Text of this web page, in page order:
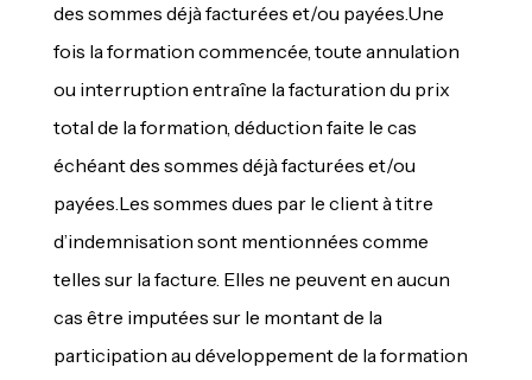
des sommes déjà facturées et/ou payées.Une
fois la formation commencée, toute annulation
ou interruption entraîne la facturation du prix
total de la formation, déduction faite le cas
échéant des sommes déjà facturées et/ou
payées.Les sommes dues par le client à titre
d’indemnisation sont mentionnées comme
telles sur la facture. Elles ne peuvent en aucun
cas être imputées sur le montant de la
participation au développement de la formation